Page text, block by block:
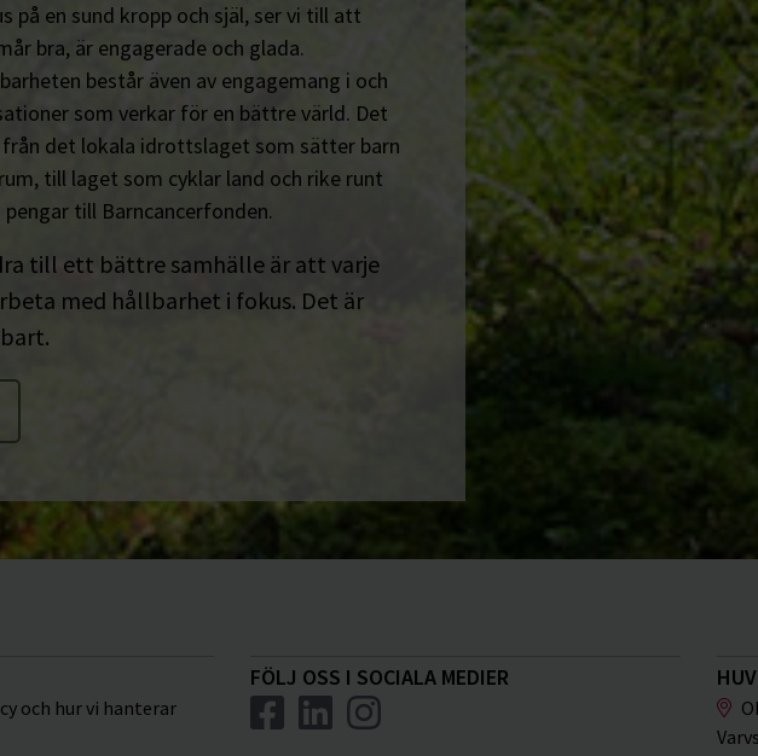
på en sund kropp och själ, ser vi till att
bra, är engagerade och glada.
består även av engagemang i och
som verkar för en bättre värld. Det
det lokala idrottslaget som sätter barn
till laget som cyklar land och rike runt
till Barncancerfonden.
till ett bättre samhälle är att varje
med hållbarhet i fokus. Det är
och hur vi hanterar
FÖLJ OSS I SOCIALA MEDIER